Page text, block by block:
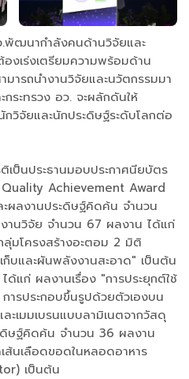
.พัฒนากำลังคนด้านวิจัยและ
งเร่งเตรียมความพร้อมด้าน
ารถนำงานวิจัยและนวัตกรรมมา
กระทรวง อว. จะผลักดันให้
กวิจัยและนักประดิษฐ์ระดับโลกต่อ
เป็นประธานมอบประกาศนียบัตร
Achievement Award
ผลงานประดิษฐ์คิดค้น จำนวน
นวิจัย จำนวน 67 ผลงาน ได้แก่
มโครงสร้างอะตอม 2 มิติ
ก็บและผันพลังงานสะอาด" เป็นต้น
ด้แก่ ผลงานเรื่อง "การประยุกต์ใช้
ารประกอบขึ้นรูปด้วยตัวเองบน
ะเมมเบรนแบบลามิเนตจากวัสดุ
ษฐ์คิดค้น จำนวน 36 ผลงาน
ส้นเลือดขอดในหลอดอาหาร
เป็นต้น